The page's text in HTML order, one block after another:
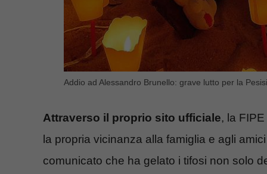
Addio ad Alessandro Brunello: grave lutto per la
Attraverso il proprio sito ufficiale, la
la propria vicinanza alla famiglia e agli
comunicato che ha gelato i tifosi non solo